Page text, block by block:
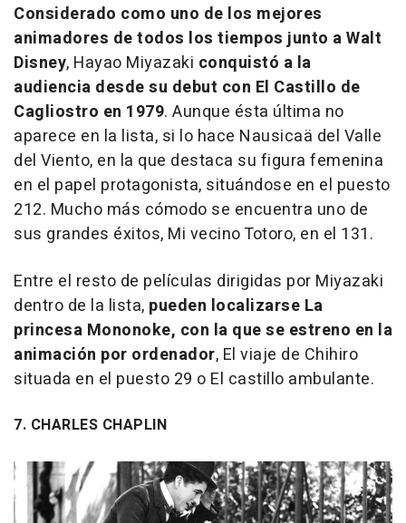
Considerado como uno de los mejores
animadores de todos los tiempos junto a Walt
Disney, Hayao Miyazaki conquistó a la
audiencia desde su debut con El Castillo de
Cagliostro en 1979. Aunque ésta última no
aparece en la lista, si lo hace Nausicaä del Valle
del Viento, en la que destaca su figura femenina
en el papel protagonista, situándose en el puesto
212. Mucho más cómodo se encuentra uno de
sus grandes éxitos, Mi vecino Totoro, en el 131.
Entre el resto de películas dirigidas por Miyazaki
dentro de la lista, pueden localizarse La
princesa Mononoke, con la que se estreno en la
animación por ordenador, El viaje de Chihiro
situada en el puesto 29 o El castillo ambulante.
7. CHARLES CHAPLIN